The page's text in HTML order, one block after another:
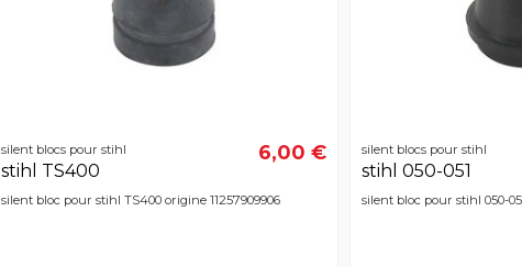
silent blocs pour stihl
stihl TS400
6,00 €
silent bloc pour stihl TS400 origine 11257909906
silent blocs pour stihl
stihl 050-051
silent bloc pour stihl 050-